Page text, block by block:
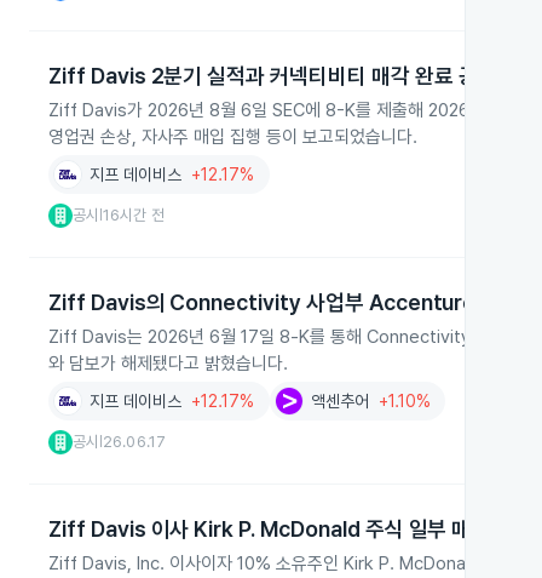
Ziff Davis 2분기 실적과 커넥티비티 매각 완료 공시
Ziff Davis가 2026년 8월 6일 SEC에 8-K를 제출해 2026년 2분기
영업권 손상, 자사주 매입 집행 등이 보고되었습니다.
지프 데이비스 +12.17%
공시 |16시간 전
Ziff Davis의 Connectivity 사업부 Accenture 매각
Ziff Davis는 2026년 6월 17일 8‑K를 통해 Connectivity 사업부와
와 담보가 해제됐다고 밝혔습니다.
지프 데이비스 +12.17% 액센추어 +1.10%
공시 26.06.17
Ziff Davis 이사 Kirk P. McDonald 주식 일부 매도
Ziff Davis, Inc. 이사이자 10% 소유주인 Kirk P. McDonald가